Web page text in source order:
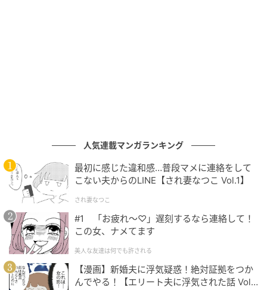
2ツ星シェフ、ヴィトール・マトス氏が供するコース
は、食材とソースが織り成す驚きと楽しさに溢れた世
界。
人気連載マンガランキング
最初に感じた違和感…普段マメに連絡をして
こない夫からのLINE【され妻なつこ Vol.1】
され妻なつこ
#1 「お疲れ〜♡」遅刻するなら連絡して！
この女、ナメてます
美人な友達は何でも許される
【漫画】新婚夫に浮気疑惑！絶対証拠をつか
んでやる！【エリート夫に浮気された話 Vol.